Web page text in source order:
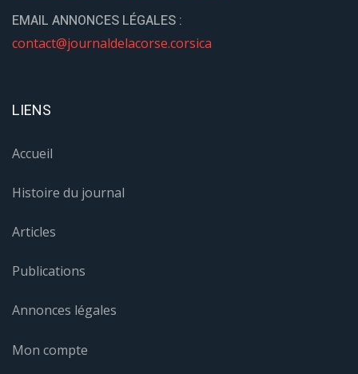
EMAIL ANNONCES LÉGALES :
contact@journaldelacorse.corsica
LIENS
Accueil
Histoire du journal
Articles
Publications
Annonces légales
Mon compte